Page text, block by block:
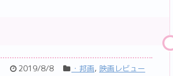
2019/8/8 ・邦画, 映画レビュー